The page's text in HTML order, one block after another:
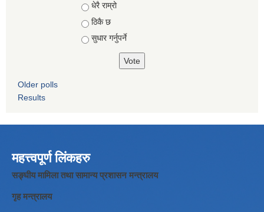
Choices
धेरै राम्रो
ठिकै छ
सुधार गर्नुपर्ने
Older polls
Results
महत्त्वपूर्ण लिंकहरु
सङ्घीय मामिला तथा सामान्य प्रशासन मन्त्रालय
गृह मन्त्रालय